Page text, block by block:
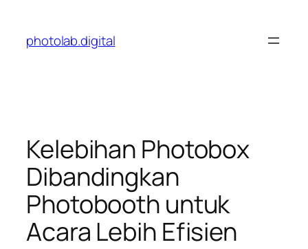
content
photolab.digital
Kelebihan Photobox
Dibandingkan
Photobooth untuk
Acara Lebih Efisien